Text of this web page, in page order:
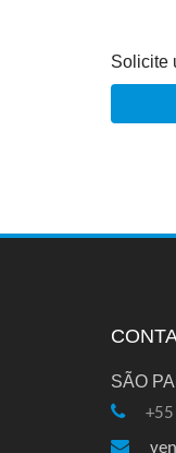
Solicite
SÃO